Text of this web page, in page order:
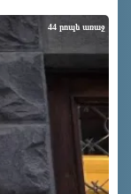
44 րոպե առաջ